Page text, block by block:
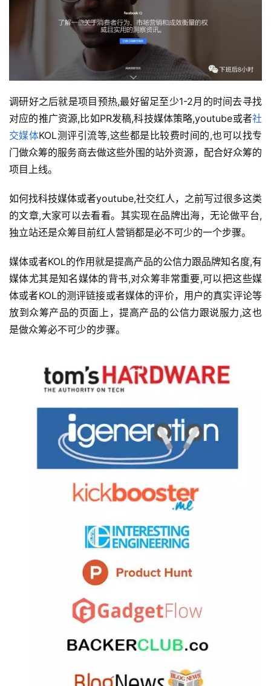
调研好之后就是项目预热,最好留足至少1-2月的时间去寻找
对应的推广资源,比如PR发稿,科技媒体策略,youtube或者社
交媒体KOL测评引流等,这些都是比较费时间的,也可以找专
门做众筹的服务商去做这些外围的站外资源，配合好众筹的
项目上线。
如何找科技媒体或者youtube,社交红人，之前写过很多这类
的文章,大家可以去看看。其实现在品牌出海，无论做平台,
独立站还是众筹目前红人营销都是必不可少的一个步骤。
媒体或者KOL的作用就是提高产品的公信力跟品牌知名度,有
媒体尤其是知名媒体的背书,对众筹非常重要,可以把这些媒
体或者KOL的测评链接或者媒体的评价，用户的真实评论等
放到众筹产品的页面上，提高产品的公信力跟说服力,这也
是做众筹必不可少的步骤。